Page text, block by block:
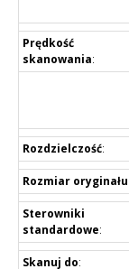
Prędkość
skanowania:
Rozdzielczość:
Rozmiar oryginału
Sterowniki
standardowe:
Skanuj do: